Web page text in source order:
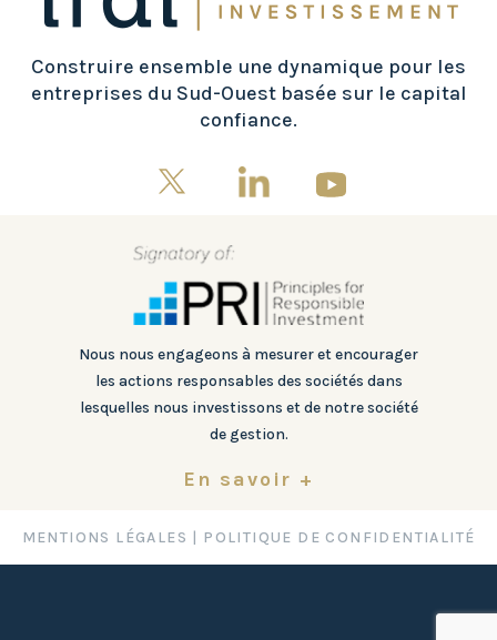
Construire ensemble une dynamique pour les
entreprises du Sud-Ouest basée sur le capital
confiance.
Nous nous engageons à mesurer et encourager
les actions responsables des sociétés dans
lesquelles nous investissons et de notre société
de gestion.
En savoir +
MENTIONS LÉGALES | POLITIQUE DE CONFIDENTIALITÉ